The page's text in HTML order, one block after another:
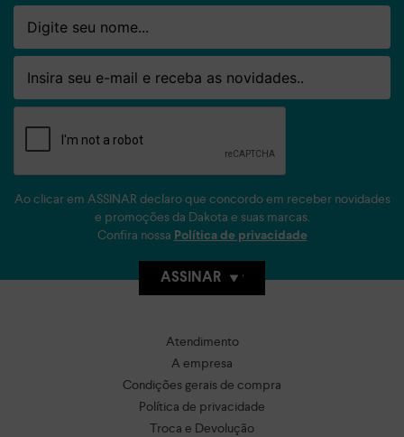
Nome
Email
Ao clicar em ASSINAR declaro que concordo em receber novidades
e promoções da Dakota e suas marcas.
Confira nossa Política de privacidade
ASSINAR
Atendimento
A empresa
Condições gerais de compra
Política de privacidade
Troca e Devolução